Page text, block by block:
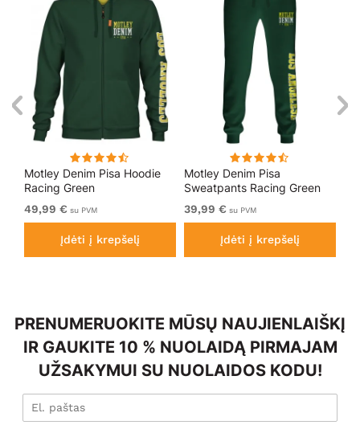
Motley Denim Pisa Hoodie
Racing Green
49,99 € su PVM
Įdėti į krepšelį
Motley Denim Pisa
Sweatpants Racing Green
39,99 € su PVM
Įdėti į krepšelį
PRENUMERUOKITE MŪSŲ NAUJIENLAIŠKĮ
IR GAUKITE 10 % NUOLAIDĄ PIRMAJAM
UŽSAKYMUI SU NUOLAIDOS KODU!